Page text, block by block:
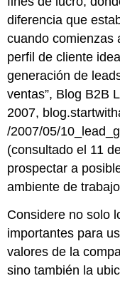
diferencia que
cuando comienzas
perfil de cliente
generación de
ventas”, Blog B2B
2007,
/2007/05/
(consultado el 11
prospectar a
ambiente de
Considere no solo
importantes para
valores de la
sino también la